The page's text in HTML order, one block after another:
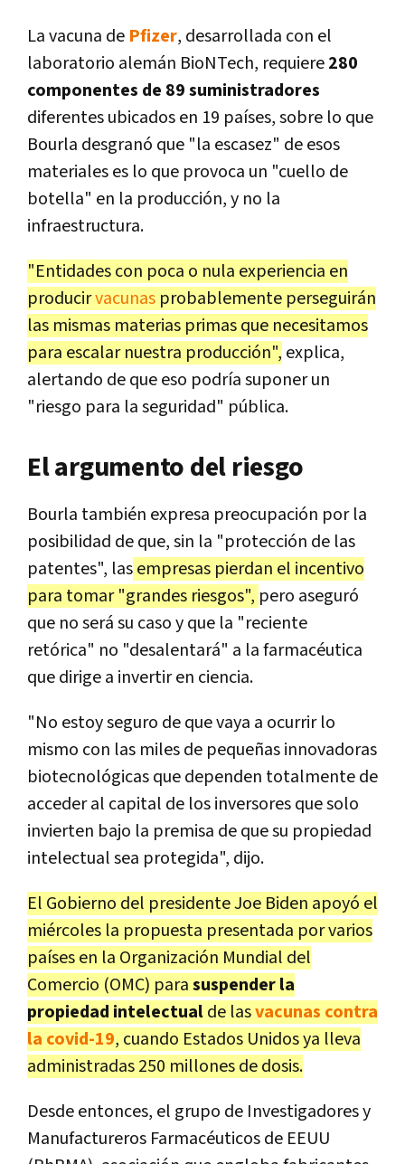
La vacuna de Pfizer, desarrollada con el
laboratorio alemán BioNTech, requiere280
componentes de 89 suministradores
diferentes ubicados en 19 países, sobre lo que
Bourla desgranó que "la escasez" de esos
materiales es lo que provoca un "cuello de
botella" en la producción, y no la
infraestructura.
"Entidades con poca o nula experiencia en
producirvacunas probablemente perseguirán
las mismas materias primas que necesitamos
para escalar nuestra producción", explica,
alertando de que eso podría suponer un
"riesgo para la seguridad" pública.
El argumento del riesgo
Bourla también expresa preocupación por la
posibilidad de que, sin la "protección de las
patentes", lasempresas pierdan el incentivo
para tomar "grandes riesgos", pero aseguró
que no será su caso y que la "reciente
retórica" no "desalentará" a la farmacéutica
que dirige a invertir en ciencia.
"No estoy seguro de que vaya a ocurrir lo
mismo con las miles de pequeñas innovadoras
biotecnológicas que dependen totalmente de
acceder al capital de los inversores que solo
invierten bajo la premisa de que su propiedad
intelectual sea protegida", dijo.
El Gobierno del presidente Joe Biden apoyó el
miércoles la propuesta presentada por varios
países en la Organización Mundial del
Comercio (OMC) parasuspender la
propiedad intelectualde lasvacunas contra
la covid-19, cuando Estados Unidos ya lleva
administradas 250 millones de dosis.
Desde entonces, el grupo de Investigadores y
Manufactureros Farmacéuticos de EEUU